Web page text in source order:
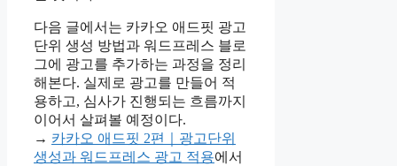
다음 글에서는 카카오 애드핏 광고
단위 생성 방법과 워드프레스 블로
그에 광고를 추가하는 과정을 정리
해본다. 실제로 광고를 만들어 적
용하고, 심사가 진행되는 흐름까지
이어서 살펴볼 예정이다.
→ 카카오 애드핏 2편｜광고단위
생성과 워드프레스 광고 적용에서